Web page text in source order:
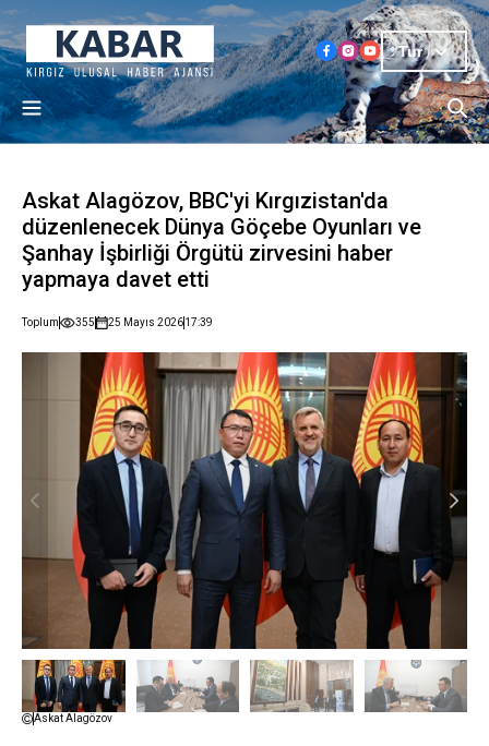
Tur
Askat Alagözov, BBC'yi Kırgızistan'da
düzenlenecek Dünya Göçebe Oyunları ve
Şanhay İşbirliği Örgütü zirvesini haber
yapmaya davet etti
Toplum 355 25 Mayıs 202617:39
Askat Alagözov